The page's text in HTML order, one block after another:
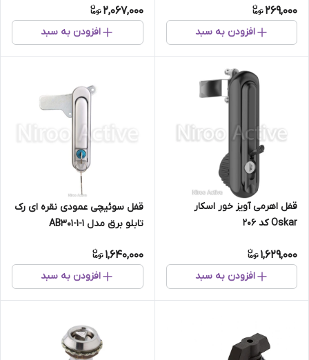
269,000
افزودن به سبد
2,067,000
افزودن به سبد
قفل اهرمی آویز خور اسکار
Oskar کد ۲۰۶
1,629,000
افزودن به سبد
قفل سوئیچی عمودی نقره ای رک
تابلو برق مدل AB۳۰۱-۱-۱
1,640,000
افزودن به سبد